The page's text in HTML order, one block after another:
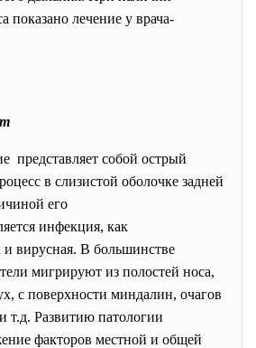
показано лечение у врача-
представляет собой острый
в слизистой оболочке задней
его
инфекция, как
и вирусная. В большинстве
мигрируют из полостей носа,
с поверхности миндалин, очагов
т.д. Развитию патологии
факторов местной и общей